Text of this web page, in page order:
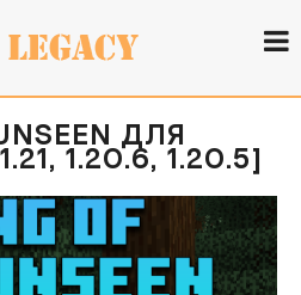
ДЛЯ
1.20.6, 1.20.5]